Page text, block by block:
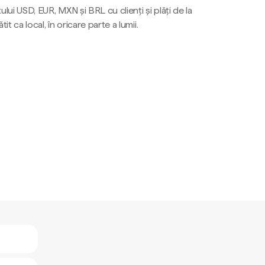
USD, EUR, MXN și BRL cu clienți și plăți de la
ca local, în oricare parte a lumii.